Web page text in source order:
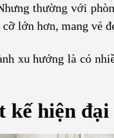
thường với
lớn hơn, mang vẻ
xu hướng là có
kế hiện đại